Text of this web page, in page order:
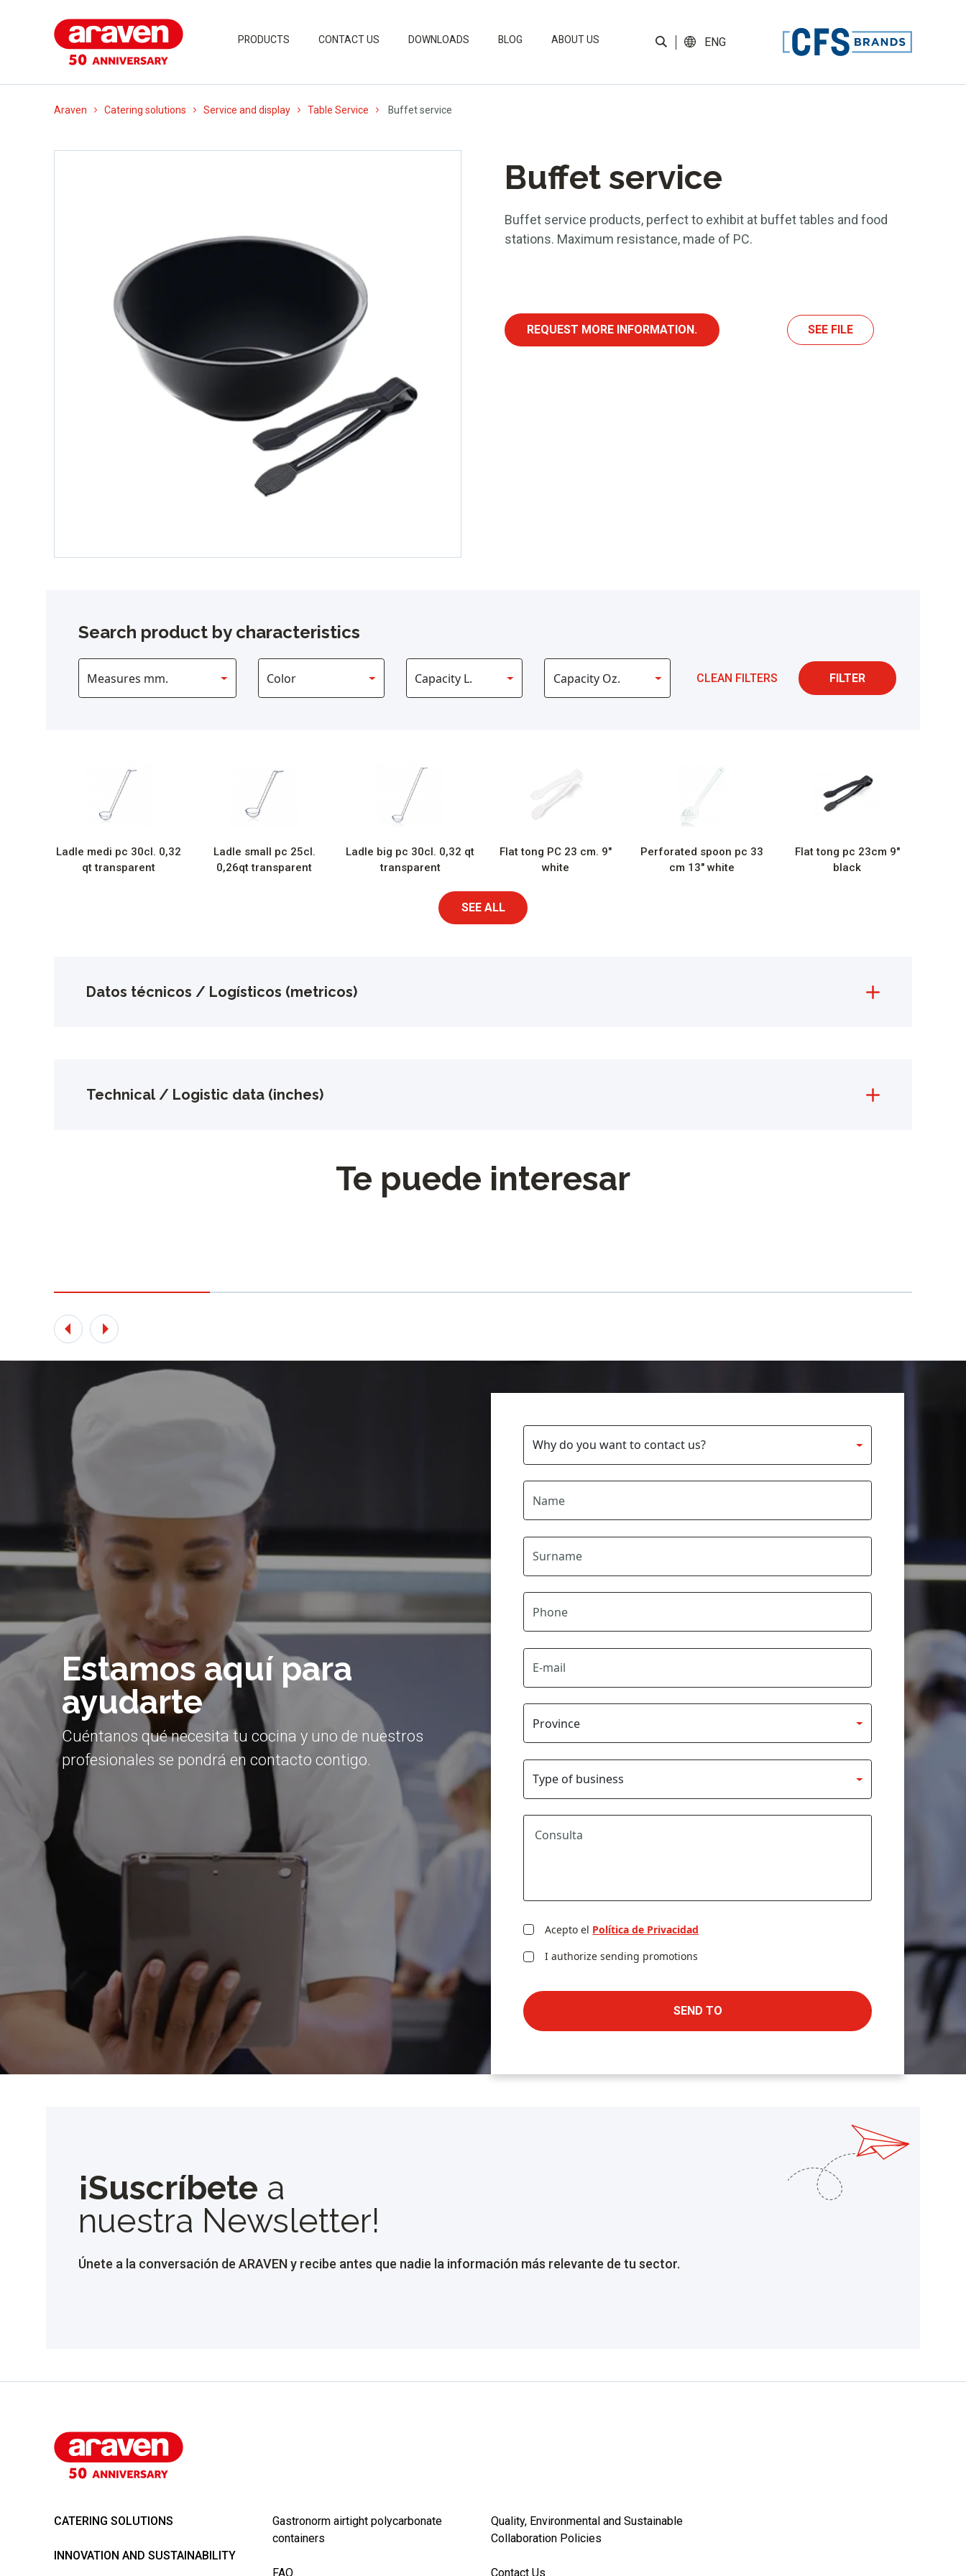
PRODUCTS CONTACT US DOWNLOADS BLOG ABOUT US ENG
Araven Catering solutions Service and display Table Service Buffet service
Buffet service
Buffet service products, perfect to exhibit at buffet tables and food
stations. Maximum resistance, made of PC.
REQUEST MORE INFORMATION. SEE FILE
Search product by characteristics
CLEAN FILTERS FILTER
Ladle medi pc 30cl. 0,32
qt transparent
Ladle small pc 25cl.
0,26qt transparent
Ladle big pc 30cl. 0,32 qt
transparent
Flat tong PC 23 cm. 9″
white
Perforated spoon pc 33
cm 13″ white
Flat tong pc 23cm 9″
black
SEE ALL
Datos técnicos / Logísticos (metricos)
Technical / Logistic data (inches)
Te puede interesar
Estamos aquí para
ayudarte
Cuéntanos qué necesita tu cocina y uno de nuestros
profesionales se pondrá en contacto contigo.
Acepto el Política de Privacidad
I authorize sending promotions
SEND TO
¡Suscríbete a
nuestra Newsletter!
Únete a la conversación de ARAVEN y recibe antes que nadie la información más relevante de tu sector.
CATERING SOLUTIONS
INNOVATION AND SUSTAINABILITY
Gastronorm airtight polycarbonate
containers
FAQ
Quality, Environmental and Sustainable
Collaboration Policies
Contact Us